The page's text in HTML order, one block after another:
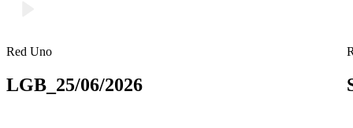
Red Uno
LGB_25/06/2026